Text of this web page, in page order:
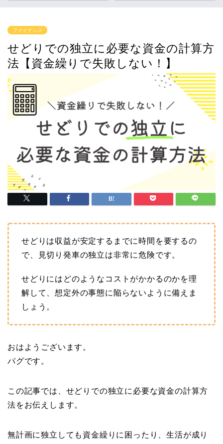
ファイナンス
せどりでの独立に必要な資金の計算方
法【資金繰りで失敗しない！】
せどりは収益が安定するまでに時間を要するの
で、見切り発車の独立は非常に危険です。
せどりにはどのようなコストがかかるのかを理
解して、想定外の事態に陥らないように備えま
しょう。
おはようございます。
パグです。
この記事では、せどりでの独立に必要な資金の計算方
法をお伝えします。
無計画に独立しても資金繰りに困ったり、生活が成り